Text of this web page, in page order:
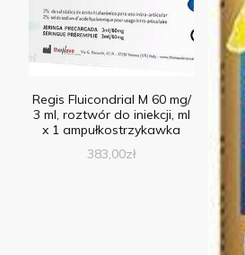
Regis Fluicondrial M 60 mg/
3 ml, roztwór do iniekcji, ml
x 1 ampułkostrzykawka
383,00zł